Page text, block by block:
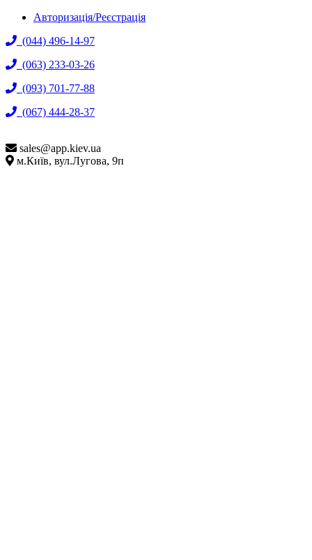
Авторизація/Реєстрація
(044) 496-14-97
(063) 233-03-26
(093) 701-77-88
(067) 444-28-37
sales@app.kiev.ua
м.Київ, вул.Лугова, 9п